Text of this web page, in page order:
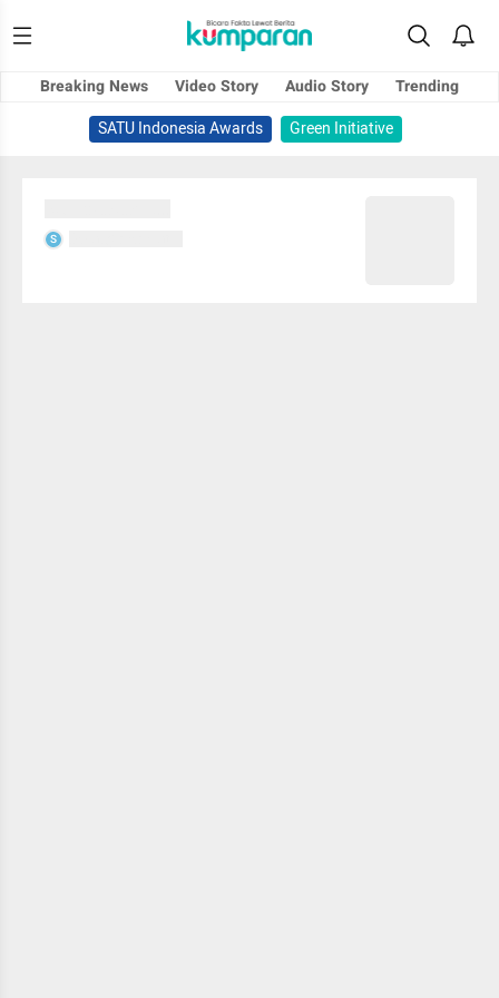
Breaking News Video Story Audio Story
Trending
SATU Indonesia Awards
Green Initiative
S